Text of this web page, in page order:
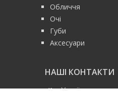
Обличчя
Очі
Губи
Аксесуари
НАШІ КОНТАКТИ
Україна